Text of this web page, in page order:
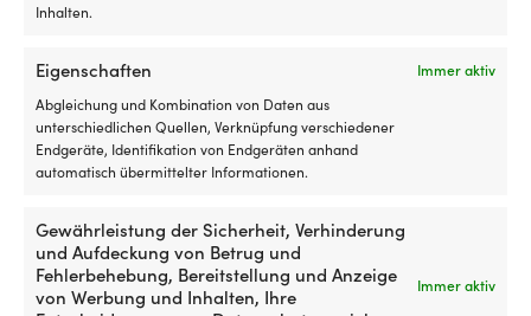
Inhalten.
Eigenschaften
Immer aktiv
Abgleichung und Kombination von Daten aus
unterschiedlichen Quellen, Verknüpfung verschiedener
Endgeräte, Identifikation von Endgeräten anhand
automatisch übermittelter Informationen.
Gewährleistung der Sicherheit, Verhinderung
und Aufdeckung von Betrug und
Fehlerbehebung, Bereitstellung und Anzeige
von Werbung und Inhalten, Ihre
Immer aktiv
Endanschlag / Endbeschlag
Bootsgestell mit Plane EasyTec